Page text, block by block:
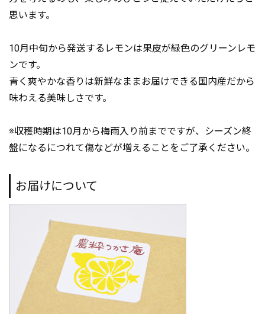
思います。
10月中旬から発送するレモンは果皮が緑色のグリーンレモ
ンです。
青く爽やかな香りは新鮮なままお届けできる国内産だから
味わえる美味しさです。
※収穫時期は10月から梅雨入り前までですが、シーズン終
盤になるにつれて傷などが増えることをご了承ください。
お届けについて